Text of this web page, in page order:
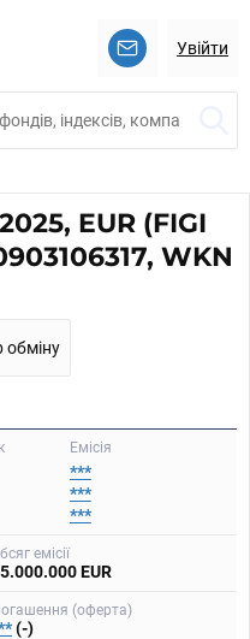
Увійти
EUR (FIGI
WKN
обміну
Емісія
***
***
***
емісії
EUR
(оферта)
(-)